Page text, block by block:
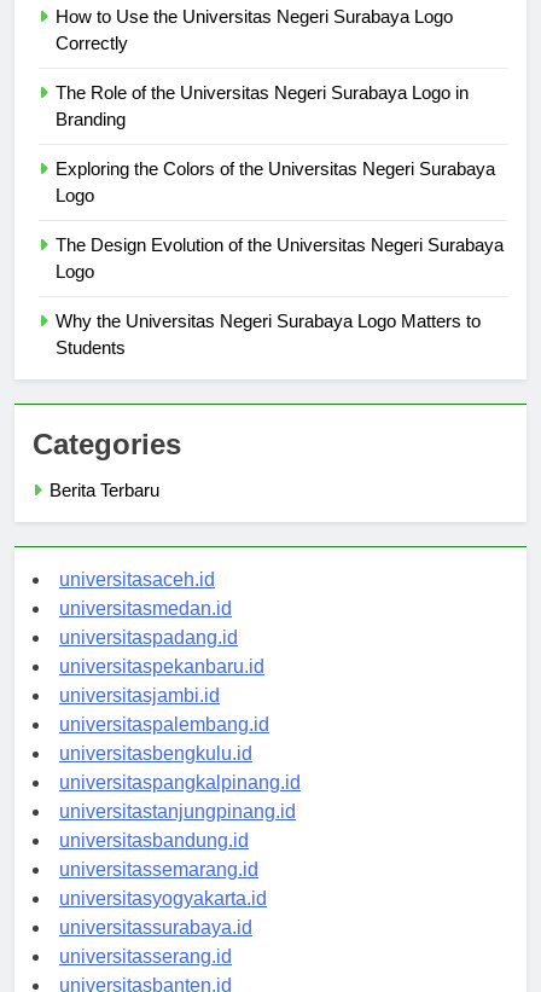
How to Use the Universitas Negeri Surabaya Logo
The Role of the Universitas Negeri Surabaya Logo in
Exploring the Colors of the Universitas Negeri Surabaya
The Design Evolution of the Universitas Negeri Surabaya
Why the Universitas Negeri Surabaya Logo Matters to
Categories
universitasaceh.id
universitasmedan.id
universitaspadang.id
universitaspekanbaru.id
universitasjambi.id
universitaspalembang.id
universitasbengkulu.id
universitaspangkalpinang.id
universitastanjungpinang.id
universitasbandung.id
universitassemarang.id
universitasyogyakarta.id
universitassurabaya.id
universitasserang.id